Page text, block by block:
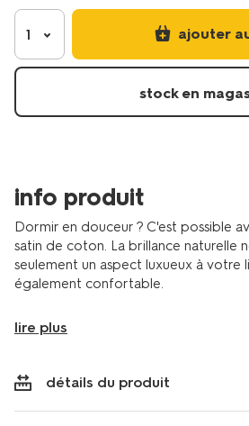
housse-
surmatelas-
coton-
1 ajouter
stock en
info produit
Dormir en douceur ? C'est possible
satin de coton. La brillance naturelle
seulement un aspect luxueux à votre
également confortable.
lire plus
détails du produit